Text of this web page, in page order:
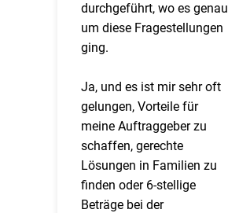
durchgeführt, wo es genau
um diese Fragestellungen
ging.
Ja, und es ist mir sehr oft
gelungen, Vorteile für
meine Auftraggeber zu
schaffen, gerechte
Lösungen in Familien zu
finden oder 6-stellige
Beträge bei der